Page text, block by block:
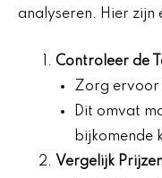
analyseren. Hier zijn
Controleer de
Zorg ervoor
Dit omvat
bijkomende
Vergelijk